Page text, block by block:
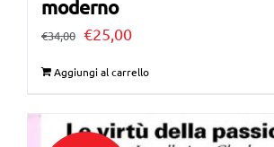
moderno
€34,00 Il
€25,00Il
è:
Aggiungi al carrello